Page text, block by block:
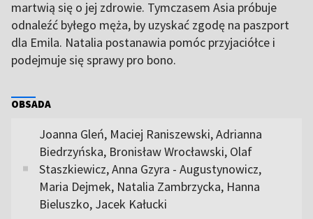
martwią się o jej zdrowie. Tymczasem Asia próbuje
odnaleźć byłego męża, by uzyskać zgodę na paszport
dla Emila. Natalia postanawia pomóc przyjaciółce i
podejmuje się sprawy pro bono.
OBSADA
Joanna Gleń, Maciej Raniszewski, Adrianna
Biedrzyńska, Bronisław Wrocławski, Olaf
Staszkiewicz, Anna Gzyra - Augustynowicz,
Maria Dejmek, Natalia Zambrzycka, Hanna
Bieluszko, Jacek Kałucki